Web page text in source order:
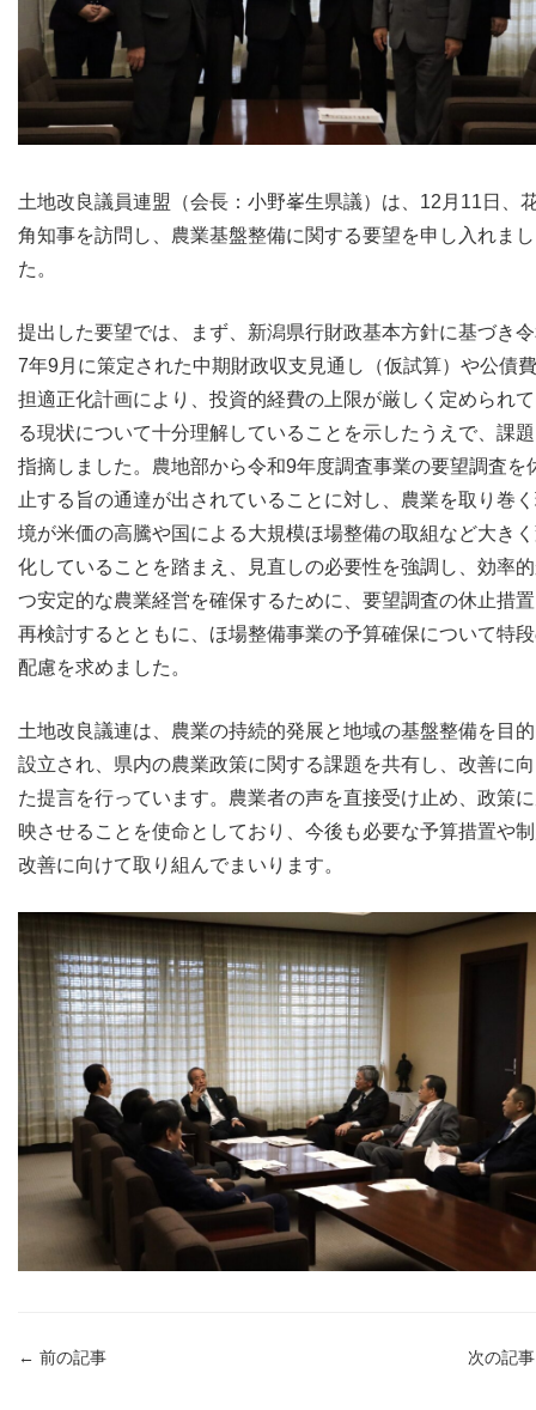
土地改良議員連盟（会長：小野峯生県議）は、12月11日、
角知事を訪問し、農業基盤整備に関する要望を申し入れまし
た。
提出した要望では、まず、新潟県行財政基本方針に基づき
7年9月に策定された中期財政収支見通し（仮試算）や公債
担適正化計画により、投資的経費の上限が厳しく定められ
る現状について十分理解していることを示したうえで、課
指摘しました。農地部から令和9年度調査事業の要望調査を
止する旨の通達が出されていることに対し、農業を取り巻
境が米価の高騰や国による大規模ほ場整備の取組など大き
化していることを踏まえ、見直しの必要性を強調し、効率
つ安定的な農業経営を確保するために、要望調査の休止措
再検討するとともに、ほ場整備事業の予算確保について特
配慮を求めました。
土地改良議連は、農業の持続的発展と地域の基盤整備を目
設立され、県内の農業政策に関する課題を共有し、改善に
た提言を行っています。農業者の声を直接受け止め、政策
映させることを使命としており、今後も必要な予算措置や
改善に向けて取り組んでまいります。
← 前の記事 次の記